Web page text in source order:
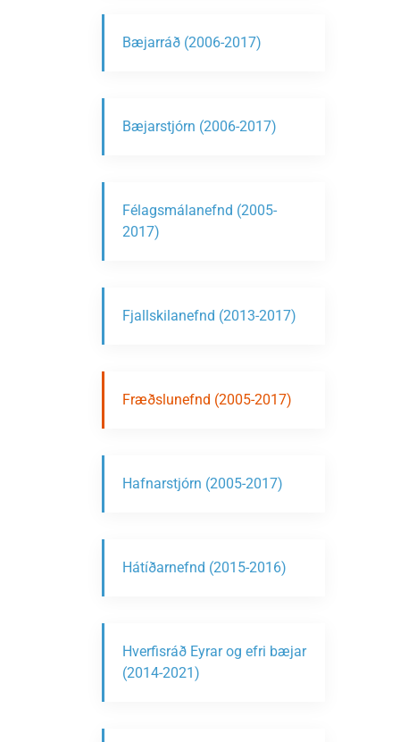
Bæjarráð (2006-2017)
Bæjarstjórn (2006-2017)
Félagsmálanefnd (2005-
2017)
Fjallskilanefnd (2013-2017)
Fræðslunefnd (2005-2017)
Hafnarstjórn (2005-2017)
Hátíðarnefnd (2015-2016)
Hverfisráð Eyrar og efri bæjar
(2014-2021)